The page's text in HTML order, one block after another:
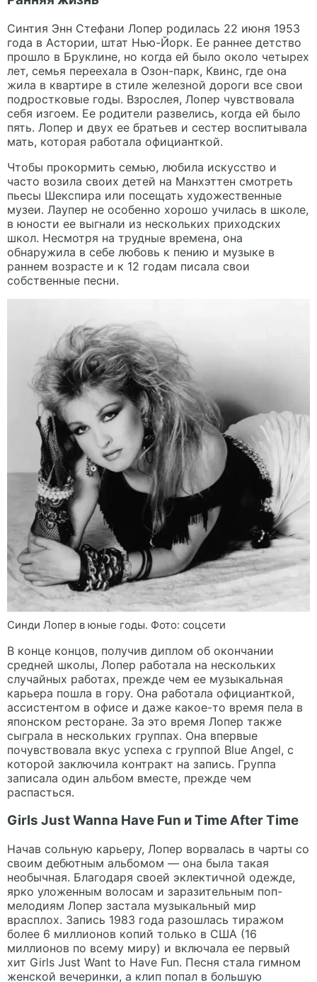
Синтия Энн Стефани Лопер родилась 22 июня 1953
года в Астории, штат Нью-Йорк. Ее раннее детство
прошло в Бруклине, но когда ей было около четырех
лет, семья переехала в Озон-парк, Квинс, где она
жила в квартире в стиле железной дороги все свои
подростковые годы. Взрослея, Лопер чувствовала
себя изгоем. Ее родители развелись, когда ей было
пять. Лопер и двух ее братьев и сестер воспитывала
мать, которая работала официанткой.
Чтобы прокормить семью, любила искусство и
часто возила своих детей на Манхэттен смотреть
пьесы Шекспира или посещать художественные
музеи. Лаупер не особенно хорошо училась в школе,
в юности ее выгнали из нескольких приходских
школ. Несмотря на трудные времена, она
обнаружила в себе любовь к пению и музыке в
раннем возрасте и к 12 годам писала свои
собственные песни.
Синди Лопер в юные годы. Фото: соцсети
В конце концов, получив диплом об окончании
средней школы, Лопер работала на нескольких
случайных работах, прежде чем ее музыкальная
карьера пошла в гору. Она работала официанткой,
ассистентом в офисе и даже какое-то время пела в
японском ресторане. За это время Лопер также
сыграла в нескольких группах. Она впервые
почувствовала вкус успеха с группой Blue Angel, с
которой заключила контракт на запись. Группа
записала один альбом вместе, прежде чем
распасться.
Girls Just Wanna Have Fun и Time After Time
Начав сольную карьеру, Лопер ворвалась в чарты со
своим дебютным альбомом — она была такая
необычная. Благодаря своей эклектичной одежде,
ярко уложенным волосам и заразительным поп-
мелодиям Лопер застала музыкальный мир
врасплох. Запись 1983 года разошлась тиражом
более 6 миллионов копий только в США (16
миллионов по всему миру) и включала ее первый
хит Girls Just Want to Have Fun. Песня стала гимном
женской вечеринки, а клип попал в большую